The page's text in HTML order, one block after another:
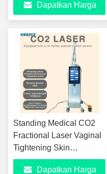
Mark Ultra Pulse
Peralatan Kecantikan
Wajah
Dapatkan Harga
Standing Medical CO2
Fractional Laser Vaginal
Tightening Skin
Resurfacing 10600nm
Acne Scar Removal
Dapatkan Harga